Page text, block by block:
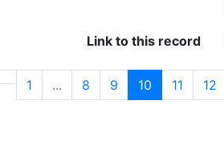
Link to this record
1 ... 8 9 10 11 12